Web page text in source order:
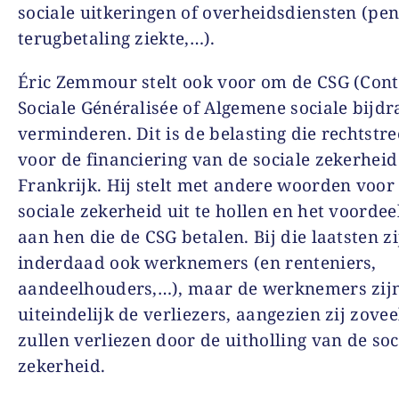
sociale uitkeringen of overheidsdiensten
terugbetaling ziekte,…).
Éric Zemmour stelt ook voor om de CSG
Sociale Généralisée of Algemene sociale
verminderen. Dit is de belasting die
voor de financiering van de sociale
Frankrijk. Hij stelt met andere woorden voor
sociale zekerheid uit te hollen en het
aan hen die de CSG betalen. Bij die laatsten
inderdaad ook werknemers (en renteniers,
aandeelhouders,…), maar de werknemers
uiteindelijk de verliezers, aangezien zij
zullen verliezen door de uitholling van de
zekerheid.